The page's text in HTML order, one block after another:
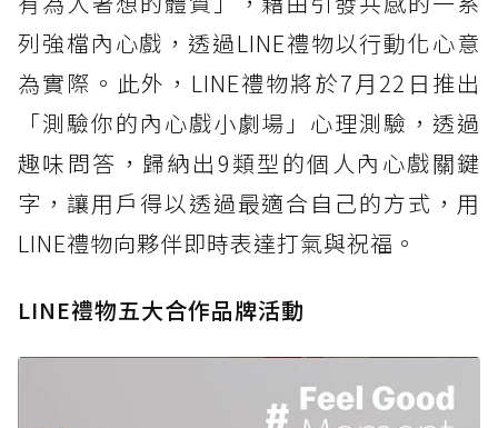
列強檔內心戲，透過LINE禮物以行動化心意
為實際。此外，LINE禮物將於7月22日推出
「測驗你的內心戲小劇場」心理測驗，透過
趣味問答，歸納出9類型的個人內心戲關鍵
字，讓用戶得以透過最適合自己的方式，用
LINE禮物向夥伴即時表達打氣與祝福。
LINE禮物五大合作品牌活動